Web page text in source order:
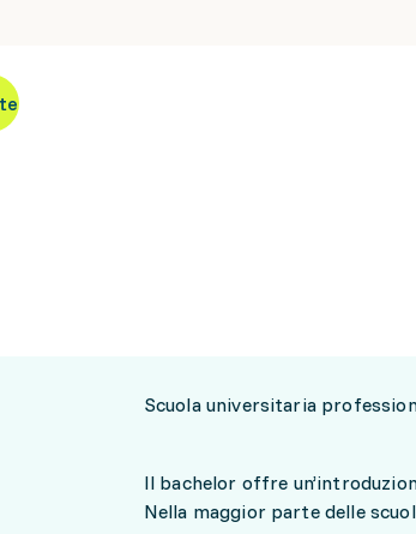
Scuola universitaria
Il bachelor offre
Nella maggior parte delle